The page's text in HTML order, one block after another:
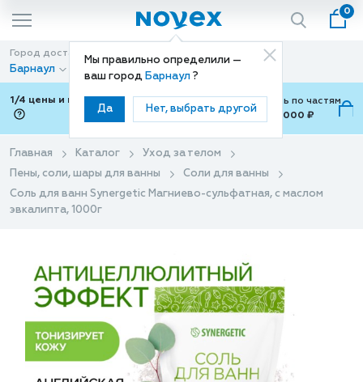
Мы правильно определили —
ваш город Барнаул ?
Да Нет, выбрать другой
0
Город доставки
Барнаул
Способ доставки
Доставка
1/4 цены и покупки ваши с Подели
Можно оплатить по частям
от 700 ₽ до 15,000 ₽
Главная Каталог
Уход за телом
Пены, соли, шары для ванны
Соли для ванны
Соль для ванн Synergetic Магниево-сульфатная, с маслом
эвкалипта, 1000г